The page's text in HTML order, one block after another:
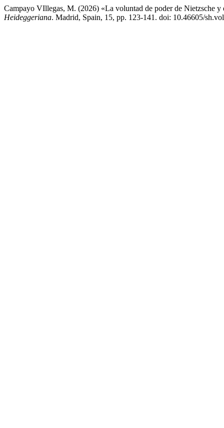
Campayo VIllegas, M. (2026) «La voluntad de poder de Nietzsche
Heideggeriana. Madrid, Spain, 15, pp. 123-141. doi: 10.46605/